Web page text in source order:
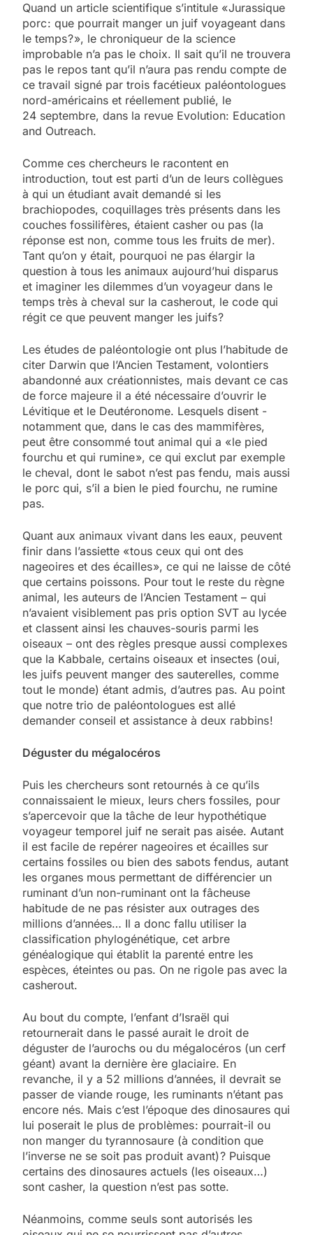
Quand un article scientifique s’intitule « Jurassique
porc : que pourrait manger un juif voyageant dans
le temps ? », le chroniqueur de la science
improbable n’a pas le choix. Il sait qu’il ne trouvera
pas le repos tant qu’il n’aura pas rendu compte de
ce travail signé par trois facétieux paléontologues
nord-américains et réellement publié, le
24 septembre, dans la revue Evolution: ­Education
and Outreach.
Comme ces chercheurs le racontent en
introduction, tout est parti d’un de leurs collègues
à qui un étudiant avait demandé si les
brachiopodes, coquillages très présents dans les
couches fossilifères, étaient casher ou pas (la
réponse est non, comme tous les fruits de mer).
Tant qu’on y était, pourquoi ne pas élargir la
question à tous les animaux aujourd’hui disparus
et imaginer les dilemmes d’un voyageur dans le
temps très à cheval sur la casherout, le code qui
régit ce que peuvent manger les juifs ?
Les études de paléontologie ont plus l’habitude de
citer Darwin que l’Ancien Testament, volontiers
abandonné aux créationnistes, mais ­devant ce cas
de force majeure il a été nécessaire d’ouvrir le
Lévitique et le Deutéronome. Lesquels disent ­
notamment que, dans le cas des mammifères,
peut être consommé tout animal qui a « le pied
fourchu et qui rumine », ce qui exclut par exemple
le cheval, dont le sabot n’est pas fendu, mais aussi
le porc qui, s’il a bien le pied fourchu, ne rumine
pas.
Quant aux animaux vivant dans les eaux, peuvent
finir dans l’assiette « tous ceux qui ont des
nageoires et des écailles », ce qui ne laisse de côté
que certains poissons. Pour tout le reste du règne
animal, les auteurs de l’Ancien Testament – qui
n’avaient visiblement pas pris option SVT ­au lycée
et classent ainsi les chauves-souris parmi les
oiseaux – ont des ­règles presque aussi complexes
que la Kabbale, certains oiseaux et insectes (oui,
les juifs peuvent manger des ­sauterelles, comme
tout le monde) étant admis, d’autres pas. Au point
que notre trio de paléontologues est allé
demander conseil et assistance à deux rabbins !
Déguster du mégalocéros
Puis les chercheurs sont retournés à ce qu’ils
connaissaient le mieux, leurs chers fossiles, pour
s’apercevoir que la tâche de leur hypothétique
voyageur temporel juif ne serait pas aisée. Autant
il est facile de repérer nageoires et écailles sur
certains fossiles ou bien des sabots fendus, autant
les organes mous permettant de différencier un
ruminant d’un non-ruminant ont la fâcheuse
habitude de ne pas résister aux outrages des
millions d’années… Il a donc fallu utiliser la
classification phylogénétique, cet arbre
généalogique qui établit la parenté entre les
espèces, éteintes ou pas. On ne rigole pas avec la
casherout.
Au bout du compte, l’enfant d’Israël qui
retournerait dans le passé aurait le droit de
déguster de l’aurochs ou du mégalocéros (un cerf
géant) avant la dernière ère glaciaire. En
revanche, il y a 52 millions d’années, il devrait se
passer de viande rouge, les ruminants n’étant pas
encore nés. Mais c’est l’époque des dinosaures qui
lui poserait le plus de problèmes : pourrait-il ou
non manger du tyrannosaure (à condition que
l’inverse ne se soit pas produit avant) ? Puisque
certains des dinosaures actuels (les oiseaux…)
sont casher, la question n’est pas sotte.
Néanmoins, comme seuls sont autorisés les